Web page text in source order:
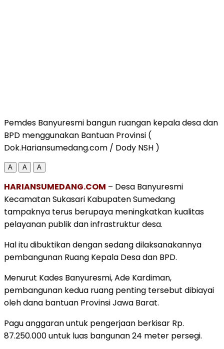
Pemdes Banyuresmi bangun ruangan kepala desa dan
BPD menggunakan Bantuan Provinsi (
Dok.Hariansumedang.com / Dody NSH )
A A A
HARIANSUMEDANG.COM – Desa Banyuresmi
Kecamatan Sukasari Kabupaten Sumedang
tampaknya terus berupaya meningkatkan kualitas
pelayanan publik dan infrastruktur desa.
Hal itu dibuktikan dengan sedang dilaksanakannya
pembangunan Ruang Kepala Desa dan BPD.
Menurut Kades Banyuresmi, Ade Kardiman,
pembangunan kedua ruang penting tersebut dibiayai
oleh dana bantuan Provinsi Jawa Barat.
Pagu anggaran untuk pengerjaan berkisar Rp.
87.250.000 untuk luas bangunan 24 meter persegi.